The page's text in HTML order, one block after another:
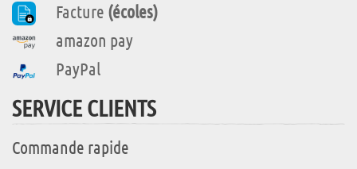
Facture (écoles)
amazon pay
PayPal
SERVICE CLIENTS
Commande rapide